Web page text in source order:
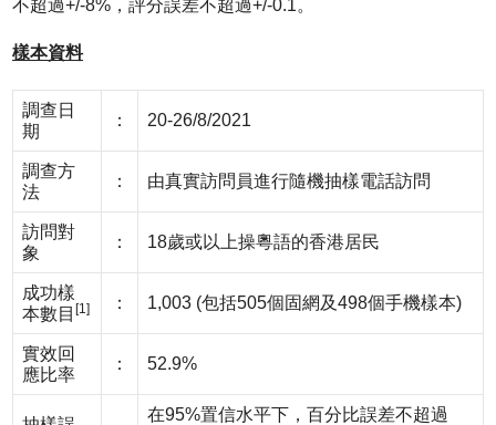
不超過+/-8%，評分誤差不超過+/-0.1。
樣本資料
調查日
期
： 20-26/8/2021
調查方
法
： 由真實訪問員進行隨機抽樣電話訪問
訪問對
象
： 18歲或以上操粵語的香港居民
成功樣
本數目 [1] ： 1,003 (包括505個固網及498個手機樣本)
實效回
應比率
： 52.9%
在95%置信水平下，百分比誤差不超過